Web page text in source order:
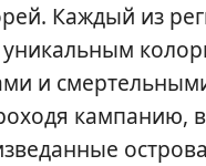
Каждый из
и
кампанию,